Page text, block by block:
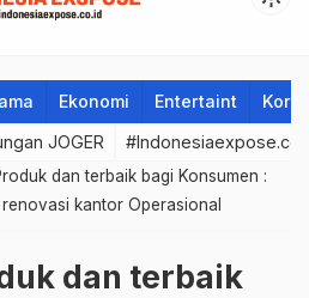
Ekonomi Entertaint
JOGER
dan terbaik bagi Konsumen :
kantor Operasional
dan terbaik